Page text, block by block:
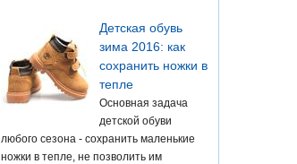
Детская обувь
зима 2016: как
сохранить ножки в
тепле
Основная задача
детской обуви
любого сезона - сохранить маленькие
ножки в тепле, не позволить им